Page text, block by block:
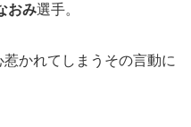
おみ選手。
かれてしまうその言動に